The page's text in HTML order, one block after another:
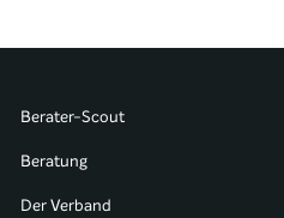
Berater-Scout
Beratung
Der Verband